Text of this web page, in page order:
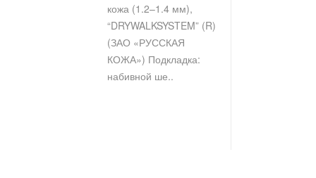
кожа (1.2–1.4 мм),
“DRYWALKSYSTEM” (R)
(ЗАО «РУССКАЯ
КОЖА») Подкладка:
набивной ше..